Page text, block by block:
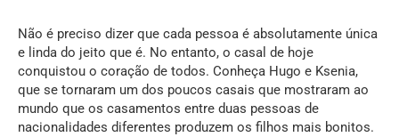
Não é preciso dizer que cada pessoa é absolutamente única
e linda do jeito que é. No entanto, o casal de hoje
conquistou o coração de todos. Conheça Hugo e Ksenia,
que se tornaram um dos poucos casais que mostraram ao
mundo que os casamentos entre duas pessoas de
nacionalidades diferentes produzem os filhos mais bonitos.